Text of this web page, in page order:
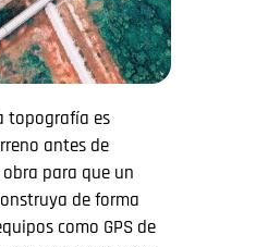
topografía es
antes de
para que un
de forma
como GPS de